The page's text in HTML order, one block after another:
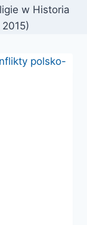
w Historia